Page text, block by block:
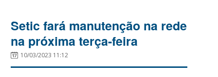
Setic fará manutenção na rede
na próxima terça-feira
10/03/2023 11:12